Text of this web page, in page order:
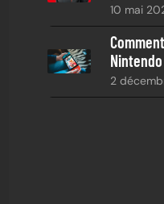
10 mai
2